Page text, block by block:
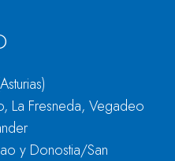
La Fresneda, Vegadeo
y Donostia/San